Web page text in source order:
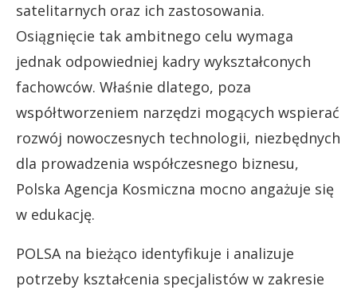
satelitarnych oraz ich zastosowania.
Osiągnięcie tak ambitnego celu wymaga
jednak odpowiedniej kadry wykształconych
fachowców. Właśnie dlatego, poza
współtworzeniem narzędzi mogących wspierać
rozwój nowoczesnych technologii, niezbędnych
dla prowadzenia współczesnego biznesu,
Polska Agencja Kosmiczna mocno angażuje się
w edukację.
POLSA na bieżąco identyfikuje i analizuje
potrzeby kształcenia specjalistów w zakresie